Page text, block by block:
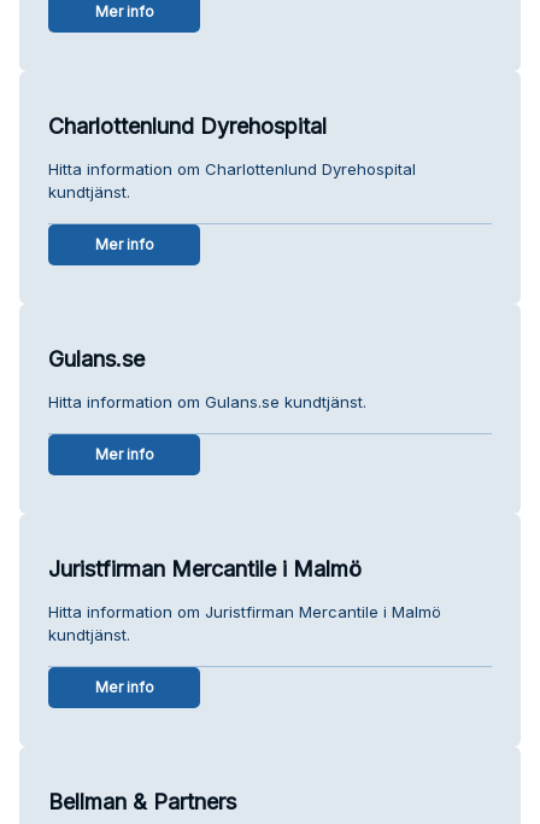
Mer info
Charlottenlund Dyrehospital
Hitta information om Charlottenlund Dyrehospital
kundtjänst.
Mer info
Gulans.se
Hitta information om Gulans.se kundtjänst.
Mer info
Juristfirman Mercantile i Malmö
Hitta information om Juristfirman Mercantile i Malmö
kundtjänst.
Mer info
Bellman & Partners